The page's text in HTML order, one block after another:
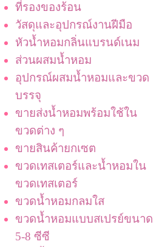
ที่รองของร้อน
วัสดุและอุปกรณ์งานฝีมือ
หัวน้ำหอมกลิ่นแบรนด์เนม
ส่วนผสมน้ำหอม
อุปกรณ์ผสมน้ำหอมและขวด
บรรจุ
ขายส่งน้ำหอมพร้อมใช้ใน
ขวดต่าง ๆ
ขายสินค้ายกเซต
ขวดเทสเตอร์และน้ำหอมใน
ขวดเทสเตอร์
ขวดน้ำหอมกลมใส
ขวดน้ำหอมแบบสเปรย์ขนาด
5-8 ซีซี